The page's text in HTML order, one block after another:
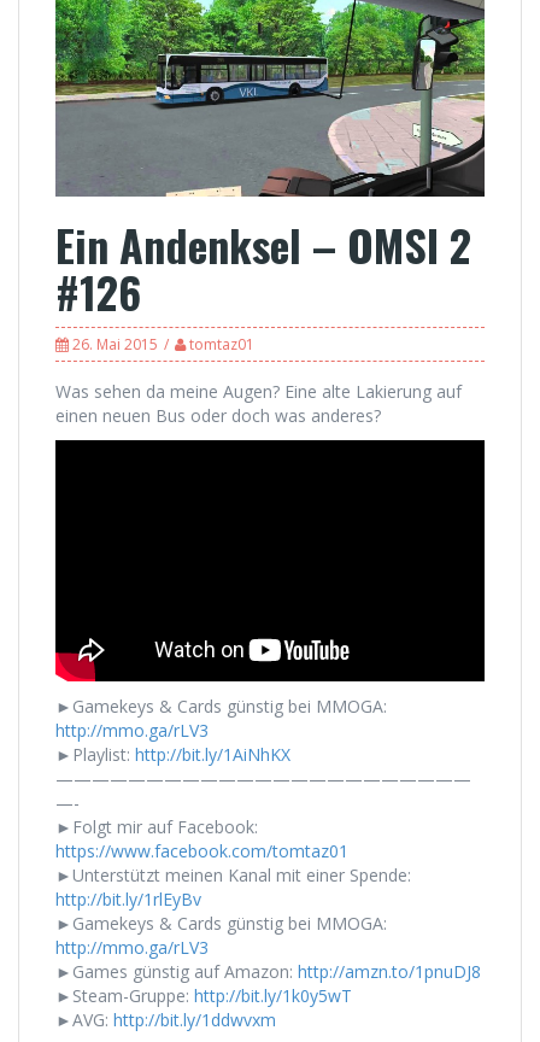
Ein Andenksel – OMSI 2
#126
26. Mai 2015 tomtaz01
Was sehen da meine Augen? Eine alte Lakierung auf
einen neuen Bus oder doch was anderes?
►Gamekeys & Cards günstig bei MMOGA:
http://mmo.ga/rLV3
►Playlist: http://bit.ly/1AiNhKX
———————————————————————
—-
►Folgt mir auf Facebook:
https://www.facebook.com/tomtaz01
►Unterstützt meinen Kanal mit einer Spende:
http://bit.ly/1rlEyBv
►Gamekeys & Cards günstig bei MMOGA:
http://mmo.ga/rLV3
►Games günstig auf Amazon: http://amzn.to/1pnuDJ8
►Steam-Gruppe: http://bit.ly/1k0y5wT
►AVG: http://bit.ly/1ddwvxm